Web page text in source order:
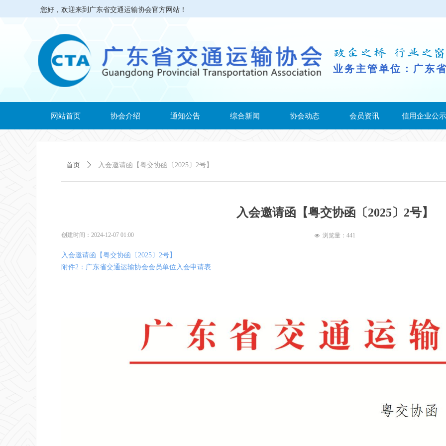
业务主管单位：广东
您好，欢迎来到广东省交通运输协会官方网站！
网站首页 协会介绍 通知公告 综合新闻 协会动态 会员资讯 信用企业公示
入会邀请函【粤交协函〔2025〕2号】
入会邀请函【粤交协函〔2025〕2号】
附件2：广东省交通运输协会会员单位入会申请表
首页 ꄲ 入会邀请函【粤交协函〔2025〕2号】
创建时间： 2024-12-07 01:00 넶 浏览量： 441